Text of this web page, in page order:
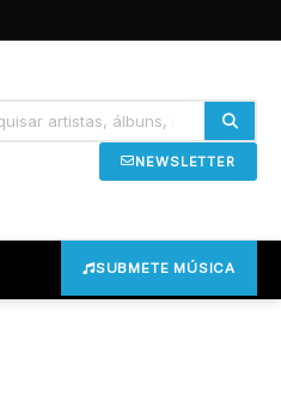
NEWSLETTER
SUBMETE MÚSICA